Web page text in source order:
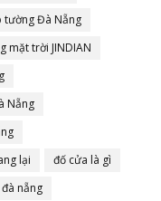
tường Đà Nẵng
mặt trời JINDIAN
Nẵng
lại
đố cửa là gì
nẵng